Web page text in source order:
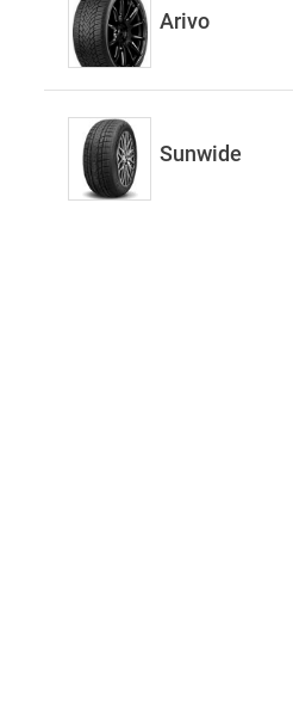
Arivo
Sunwide